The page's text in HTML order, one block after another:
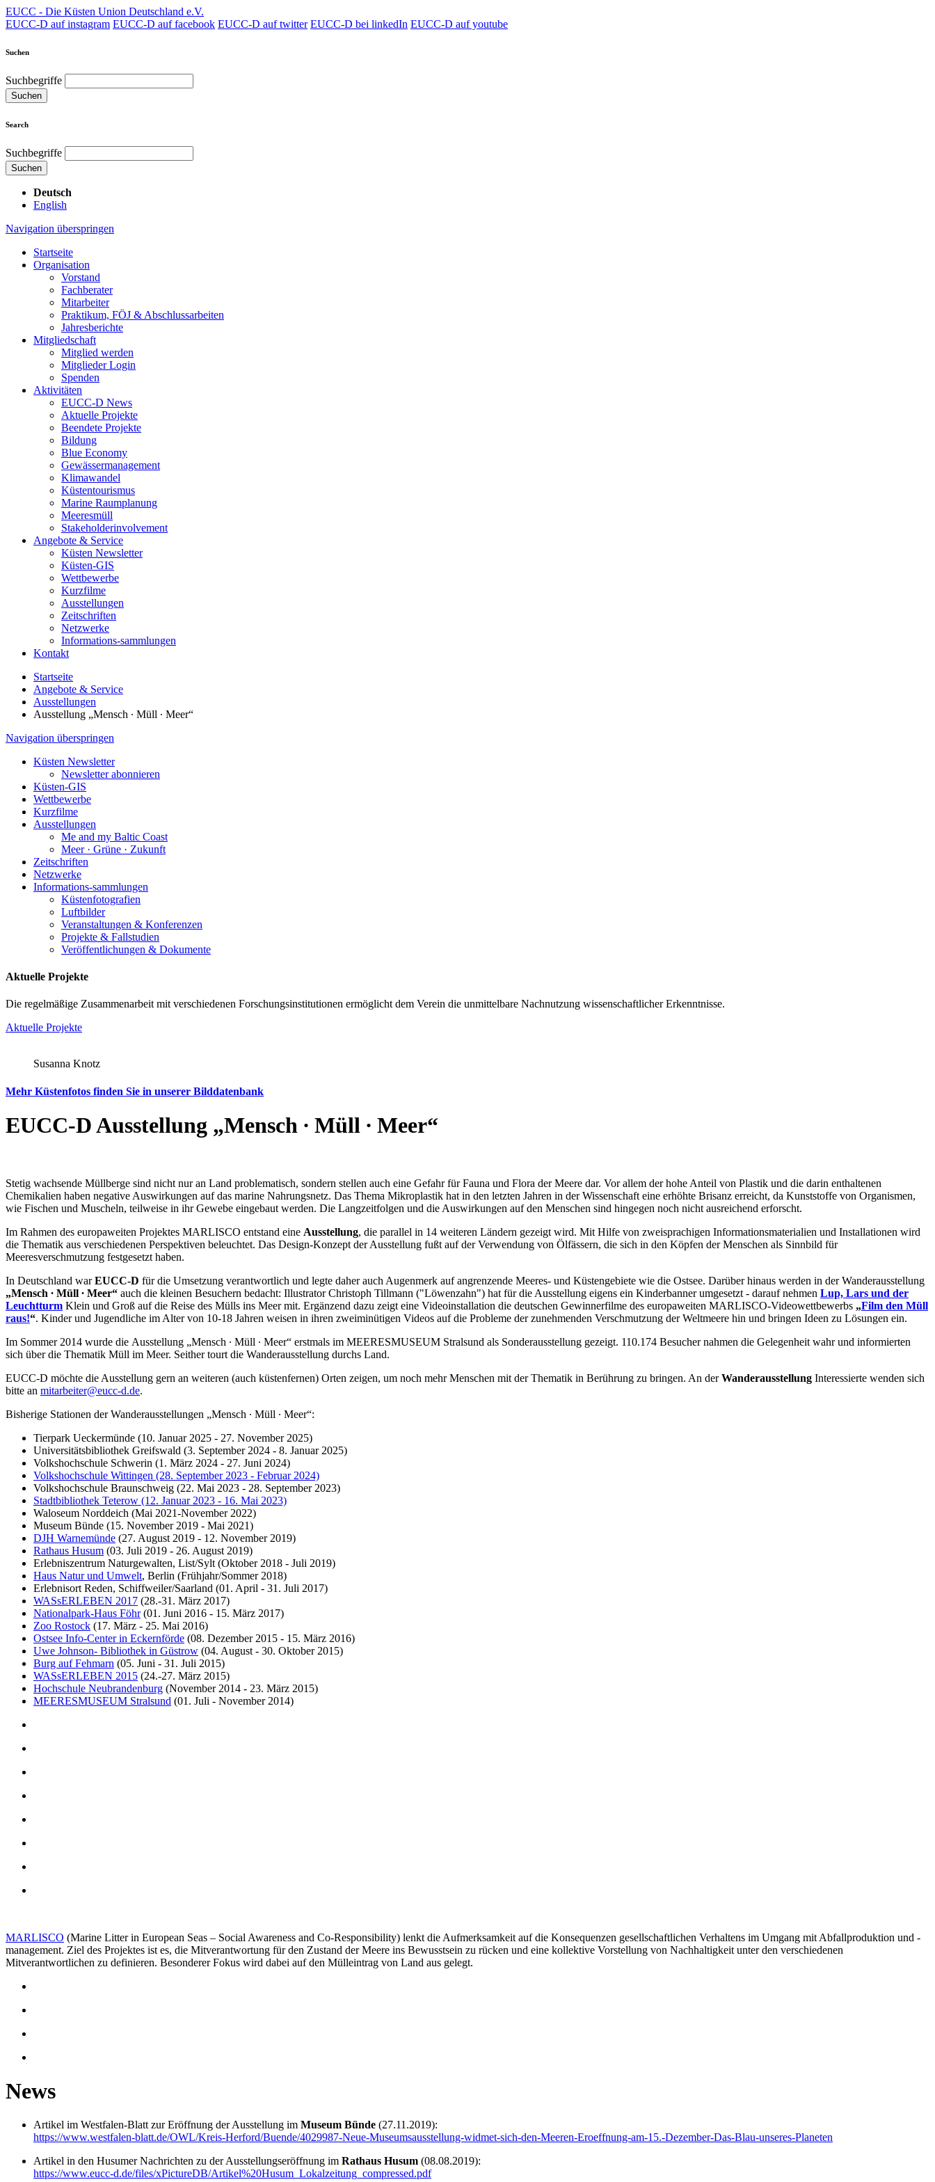
EUCC - Die Küsten Union Deutschland e.V.
EUCC-D auf instagram EUCC-D auf facebook EUCC-D auf twitter EUCC-D bei linkedIn EUCC-D auf youtube
Suchen
Suchbegriffe
Suchen
Search
Suchbegriffe
Suchen
Deutsch
English
Navigation überspringen
Startseite
Organisation
Vorstand
Fachberater
Mitarbeiter
Praktikum, FÖJ & Abschlussarbeiten
Jahresberichte
Mitgliedschaft
Mitglied werden
Mitglieder Login
Spenden
Aktivitäten
EUCC-D News
Aktuelle Projekte
Beendete Projekte
Bildung
Blue Economy
Gewässermanagement
Klimawandel
Küstentourismus
Marine Raumplanung
Meeresmüll
Stakeholderinvolvement
Angebote & Service
Küsten Newsletter
Küsten-GIS
Wettbewerbe
Kurzfilme
Ausstellungen
Zeitschriften
Netzwerke
Informations-sammlungen
Kontakt
Startseite
Angebote & Service
Ausstellungen
Ausstellung „Mensch ∙ Müll ∙ Meer“
Navigation überspringen
Küsten Newsletter
Newsletter abonnieren
Küsten-GIS
Wettbewerbe
Kurzfilme
Ausstellungen
Me and my Baltic Coast
Meer · Grüne · Zukunft
Zeitschriften
Netzwerke
Informations-sammlungen
Küstenfotografien
Luftbilder
Veranstaltungen & Konferenzen
Projekte & Fallstudien
Veröffentlichungen & Dokumente
Aktuelle Projekte
Die regelmäßige Zusammenarbeit mit verschiedenen Forschungsinstitutionen ermöglicht dem Verein die unmittelbare Nachnutzung wissenschaftlicher Erkenntnisse.
Aktuelle Projekte
Susanna Knotz
Mehr Küstenfotos finden Sie in unserer Bilddatenbank
EUCC-D Ausstellung „Mensch ∙ Müll ∙ Meer“
Stetig wachsende Müllberge sind nicht nur an Land problematisch, sondern stellen auch eine Gefahr für Fauna und Flora der Meere dar. Vor allem der hohe Anteil von Plastik und die darin enthaltenen
Chemikalien haben negative Auswirkungen auf das marine Nahrungsnetz. Das Thema Mikroplastik hat in den letzten Jahren in der Wissenschaft eine erhöhte Brisanz erreicht, da Kunststoffe von Organismen,
wie Fischen und Muscheln, teilweise in ihr Gewebe eingebaut werden. Die Langzeitfolgen und die Auswirkungen auf den Menschen sind hingegen noch nicht ausreichend erforscht.
Im Rahmen des europaweiten Projektes MARLISCO entstand eine Ausstellung, die parallel in 14 weiteren Ländern gezeigt wird. Mit Hilfe von zweisprachigen Informationsmaterialien und Installationen wird
die Thematik aus verschiedenen Perspektiven beleuchtet. Das Design-Konzept der Ausstellung fußt auf der Verwendung von Ölfässern, die sich in den Köpfen der Menschen als Sinnbild für
Meeresverschmutzung festgesetzt haben.
In Deutschland warEUCC-D für die Umsetzung verantwortlich und legte daher auch Augenmerk auf angrenzende Meeres- und Küstengebiete wie die Ostsee. Darüber hinaus werden in der Wanderausstellung
„Mensch ∙ Müll ∙ Meer“ auch die kleinen Besuchern bedacht: Illustrator Christoph Tillmann ("Löwenzahn") hat für die Ausstellung eigens ein Kinderbanner umgesetzt - darauf nehmen Lup, Lars und der
Leuchtturm Klein und Groß auf die Reise des Mülls ins Meer mit. Ergänzend dazu zeigt eine Videoinstallation die deutschen Gewinnerfilme des europaweiten MARLISCO-Videowettbewerbs „Film den Müll
raus!“. Kinder und Jugendliche im Alter von 10-18 Jahren weisen in ihren zweiminütigen Videos auf die Probleme der zunehmenden Verschmutzung der Weltmeere hin und bringen Ideen zu Lösungen ein.
Im Sommer 2014 wurde die Ausstellung „Mensch ∙ Müll ∙ Meer“ erstmals im MEERESMUSEUM Stralsund als Sonderausstellung gezeigt. 110.174 Besucher nahmen die Gelegenheit wahr und informierten
sich über die Thematik Müll im Meer. Seither tourt die Wanderausstellung durchs Land.
EUCC-D möchte die Ausstellung gern an weiteren (auch küstenfernen) Orten zeigen, um noch mehr Menschen mit der Thematik in Berührung zu bringen. An derWanderausstellung Interessierte wenden sich
bitte an mitarbeiter@eucc-d.de.
Bisherige Stationen der Wanderausstellungen „Mensch ∙ Müll ∙ Meer“:
Tierpark Ueckermünde (10. Januar 2025 - 27. November 2025)
Universitätsbibliothek Greifswald (3. September 2024 - 8. Januar 2025)
Volkshochschule Schwerin (1. März 2024 - 27. Juni 2024)
Volkshochschule Wittingen (28. September 2023 - Februar 2024)
Volkshochschule Braunschweig (22. Mai 2023 - 28. September 2023)
Stadtbibliothek Teterow (12. Januar 2023 - 16. Mai 2023)
Waloseum Norddeich (Mai 2021-November 2022)
Museum Bünde (15. November 2019 - Mai 2021)
DJH Warnemünde (27. August 2019 - 12. November 2019)
Rathaus Husum (03. Juli 2019 - 26. August 2019)
Erlebniszentrum Naturgewalten, List/Sylt (Oktober 2018 - Juli 2019)
Haus Natur und Umwelt, Berlin (Frühjahr/Sommer 2018)
Erlebnisort Reden, Schiffweiler/Saarland (01. April - 31. Juli 2017)
WASsERLEBEN 2017 (28.-31. März 2017)
Nationalpark-Haus Föhr(01. Juni 2016 - 15. März 2017)
Zoo Rostock (17. März - 25. Mai 2016)
Ostsee Info-Center in Eckernförde (08. Dezember 2015 - 15. März 2016)
Uwe Johnson- Bibliothek in Güstrow (04. August - 30. Oktober 2015)
Burg auf Fehmarn (05. Juni - 31. Juli 2015)
WASsERLEBEN 2015 (24.-27. März 2015)
Hochschule Neubrandenburg (November 2014 - 23. März 2015)
MEERESMUSEUM Stralsund (01. Juli - November 2014)
MARLISCO (Marine Litter in European Seas – Social Awareness and Co-Responsibility) lenkt die Aufmerksamkeit auf die Konsequenzen gesellschaftlichen Verhaltens im Umgang mit Abfallproduktion und -
management. Ziel des Projektes ist es, die Mitverantwortung für den Zustand der Meere ins Bewusstsein zu rücken und eine kollektive Vorstellung von Nachhaltigkeit unter den verschiedenen
Mitverantwortlichen zu definieren. Besonderer Fokus wird dabei auf den Mülleintrag von Land aus gelegt.
News
Artikel im Westfalen-Blatt zur Eröffnung der Ausstellung im Museum Bünde (27.11.2019):
https://www.westfalen-blatt.de/OWL/Kreis-Herford/Buende/4029987-Neue-Museumsausstellung-widmet-sich-den-Meeren-Eroeffnung-am-15.-Dezember-Das-Blau-unseres-Planeten
Artikel in den Husumer Nachrichten zu der Ausstellungseröffnung im Rathaus Husum (08.08.2019):
https://www.eucc-d.de/files/xPictureDB/Artikel%20Husum_Lokalzeitung_compressed.pdf